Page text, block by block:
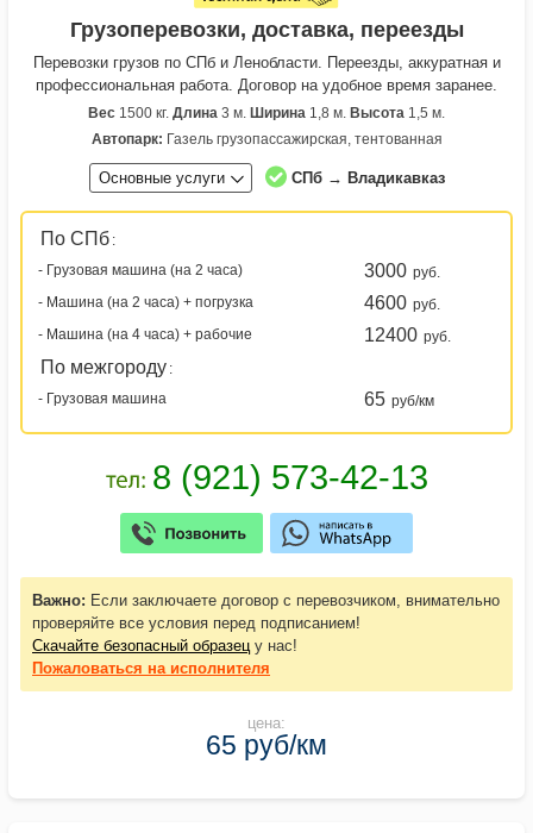
Грузоперевозки, доставка, переезды
Перевозки грузов по СПб и Ленобласти. Переезды, аккуратная и
профессиональная работа. Договор на удобное время заранее.
Вес 1500 кг. Длина 3 м. Ширина 1,8 м. Высота 1,5 м.
Автопарк: Газель грузопассажирская, тентованная
Основные услуги СПб → Владикавказ
По СПб :
- Грузовая машина (на 2 часа)
3000 руб.
- Машина (на 2 часа) + погрузка
4600 руб.
- Машина (на 4 часа) + рабочие
12400 руб.
По межгороду :
- Грузовая машина
65 руб/км
Важно: Если заключаете договор с перевозчиком, внимательно
проверяйте все условия перед подписанием!
Скачайте безопасный образецу нас!
Пожаловаться на исполнителя
цена:
65 руб/км